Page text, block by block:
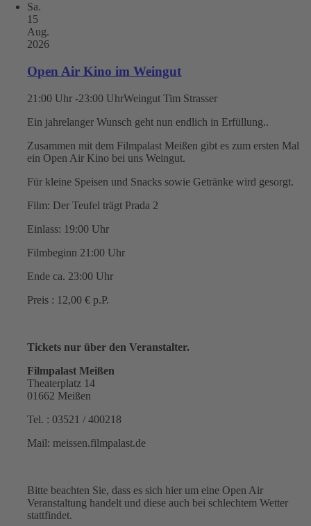
Sa.
15
Aug.
2026
Open Air Kino im Weingut
21:00 Uhr -23:00 UhrWeingut Tim Strasser
Ein jahrelanger Wunsch geht nun endlich in Erfüllung..
Zusammen mit dem Filmpalast Meißen gibt es zum ersten Mal
ein Open Air Kino bei uns Weingut.
Für kleine Speisen und Snacks sowie Getränke wird gesorgt.
Film: Der Teufel trägt Prada 2
Einlass: 19:00 Uhr
Filmbeginn 21:00 Uhr
Ende ca. 23:00 Uhr
Preis : 12,00 € p.P.
Tickets nur über den Veranstalter.
Filmpalast Meißen
Theaterplatz 14
01662 Meißen
Tel. : 03521 / 400218
Mail: meissen.filmpalast.de
Bitte beachten Sie, dass es sich hier um eine Open Air
Veranstaltung handelt und diese auch bei schlechtem Wetter
stattfindet.